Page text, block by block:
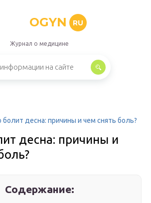
OGYN RU
Журнал о медицине
болит десна: причины и чем снять боль?
десна: причины и
Содержание: